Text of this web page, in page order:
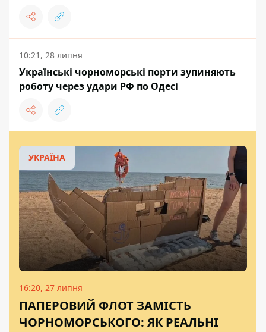
10:21, 28 липня
Українські чорноморські порти зупиняють
роботу через удари РФ по Одесі
УКРАЇНА
16:20, 27 липня
ПАПЕРОВИЙ ФЛОТ ЗАМІСТЬ
ЧОРНОМОРСЬКОГО: ЯК РЕАЛЬНІ